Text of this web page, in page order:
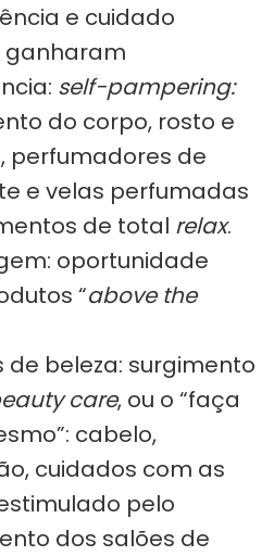
e cuidado
ganharam
self-pampering:
do corpo, rosto e
perfumadores de
e velas perfumadas
de total relax.
oportunidade
“above the
de beleza: surgimento
care, ou o “faça
cabelo,
cuidados com as
pelo
dos salões de